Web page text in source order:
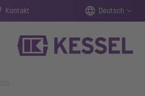
Kontakt Deutsch